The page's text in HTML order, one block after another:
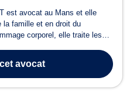
est avocat au Mans et elle
la famille et en droit du
corporel, elle traite les
infractions portant atteinte à
avocat